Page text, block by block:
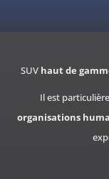
Nous Contacter
SUV haut de
Il est
organisations